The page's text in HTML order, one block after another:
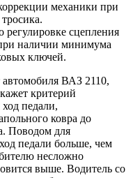
механики при
сцепления
наличии минимума
ключей.
ВАЗ 2110,
критерий
педали,
ковра до
Поводом для
педали больше, чем
несложно
выше. Водитель со